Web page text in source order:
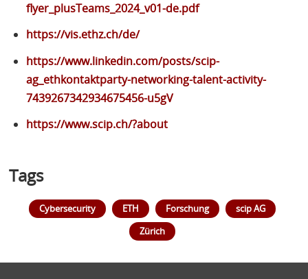
flyer_plusTeams_2024_v01-de.pdf
https://vis.ethz.ch/de/
https://www.linkedin.com/posts/scip-
ag_ethkontaktparty-networking-talent-activity-
7439267342934675456-u5gV
https://www.scip.ch/?about
Tags
Cybersecurity ETH Forschung
scip AG
Zürich